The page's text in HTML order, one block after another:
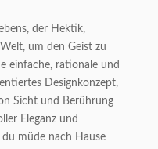
Hotelsofa,
der Hektik,
um den Geist zu
einfache, rationale und
Designkonzept,
Sicht und Berührung
Eleganz und
müde nach Hause